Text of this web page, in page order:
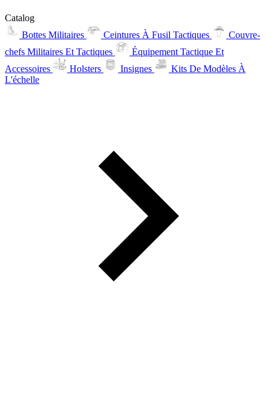
Catalog
Bottes Militaires
Ceintures À Fusil Tactiques
Couvre-
chefs Militaires Et Tactiques
Équipement Tactique Et
Accessoires
Holsters Insignes
Kits De Modèles À
L'échelle